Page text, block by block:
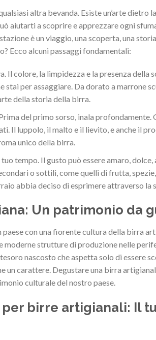
altra bevanda. Esiste un’arte dietro
aiutarti a scoprire e apprezzare ogni
è un viaggio, una scoperta, una
Ecco alcuni passaggi fondamentali:
Il colore, la limpidezza e la presenza della
per assaggiare. Da dorato a marrone
della storia della birra.
del primo sorso, inala profondamente.
Il luppolo, il malto e il lievito, e anche il
unico della birra.
tempo. Il gusto può essere amaro,
o sottili, come quelli di frutta,
abbia deciso di esprimere attraverso la
Un patrimonio da
paese con una fiorente cultura della birra
moderne strutture di produzione nelle
nascosto che aspetta solo di essere
un carattere. Degustare una birra
culturale del nostro paese.
per birre artigianali: Il